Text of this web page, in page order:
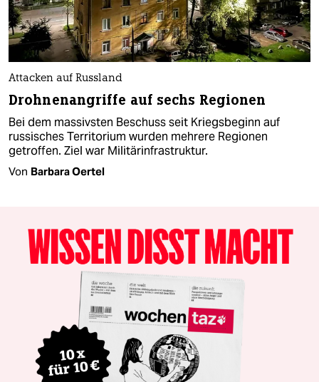
Attacken auf Russland
Drohnenangriffe auf sechs Regionen
Bei dem massivsten Beschuss seit Kriegsbeginn auf
russisches Territorium wurden mehrere Regionen
getroffen. Ziel war Militärinfrastruktur.
Von Barbara Oertel